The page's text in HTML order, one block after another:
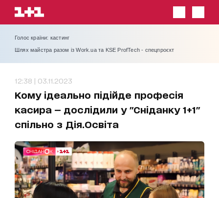
Голос країни: кастинг
Шлях майстра разом із Work.ua та KSE ProfTech - спецпроєкт
12:38 | 03.11.2023
Кому ідеально підійде професія
касира — дослідили у "Сніданку 1+1"
спільно з Дія.Освіта